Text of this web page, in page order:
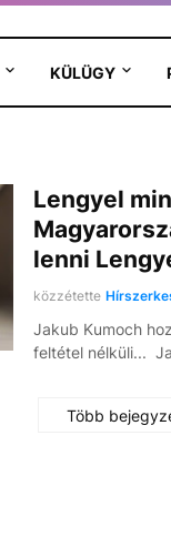
KÜLÜGY
Lengyel
lenni
közzétette
Jakub Kumoch
feltétel nélküli...
Több